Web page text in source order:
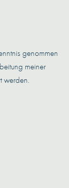
genommen
meiner
werden.